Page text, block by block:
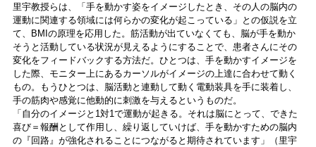
里宇教授らは、「手を動かす姿をイメージしたとき、その人の脳内の
運動に関連する領域には何らかの変化が起こっている」との仮説を立
て、BMIの原理を応用した。筋活動が出ていなくても、脳が手を動か
そうと活動している状況が見えるようにすることで、患者さんにその
変化をフィードバックする方法だ。ひとつは、手を動かすイメージを
した際、モニター上にあるカーソルがイメージの上達に合わせて動く
もの。もうひとつは、脳活動と連動して動く電動装具を手に装着し、
手の筋肉や感覚に他動的に刺激を与えるというものだ。
「自分のイメージと1対1で運動が起きる。それは脳にとって、できた
喜び＝報酬として作用し、繰り返していけば、手を動かすための脳内
の『回路』が強化されることにつながると期待されています」（里宇